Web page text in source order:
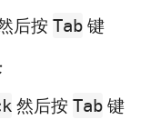
后按 Tab 键
然后按 Tab 键